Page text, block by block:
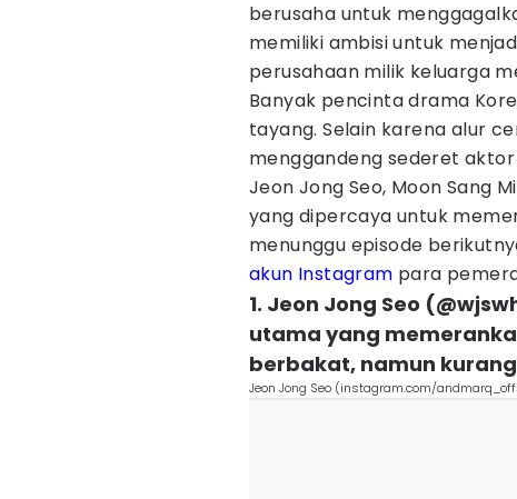
berusaha untuk
memiliki ambisi untuk
perusahaan milik keluarga
Banyak pencinta drama
tayang. Selain karena alur
menggandeng sederet
Jeon Jong Seo, Moon Sang
yang dipercaya untuk
menunggu episode
akun Instagram para
1. Jeon Jong Seo
utama yang
berbakat, namun
Jeon Jong Seo (instagram.com/